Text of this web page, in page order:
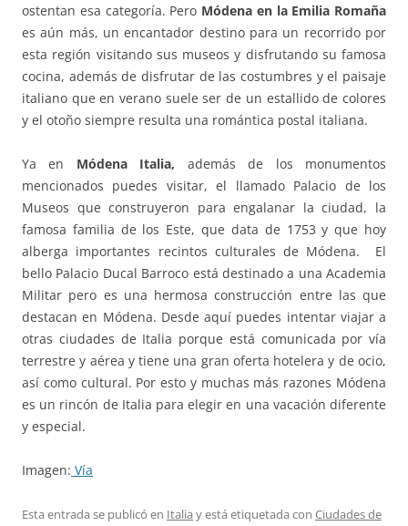
ostentan esa categoría. Pero Módena en la Emilia Romaña
es aún más, un encantador destino para un recorrido por
esta región visitando sus museos y disfrutando su famosa
cocina, además de disfrutar de las costumbres y el paisaje
italiano que en verano suele ser de un estallido de colores
y el otoño siempre resulta una romántica postal italiana.
Ya en Módena Italia, además de los monumentos
mencionados puedes visitar, el llamado Palacio de los
Museos que construyeron para engalanar la ciudad, la
famosa familia de los Este, que data de 1753 y que hoy
alberga importantes recintos culturales de Módena. El
bello Palacio Ducal Barroco está destinado a una Academia
Militar pero es una hermosa construcción entre las que
destacan en Módena. Desde aquí puedes intentar viajar a
otras ciudades de Italia porque está comunicada por vía
terrestre y aérea y tiene una gran oferta hotelera y de ocio,
así como cultural. Por esto y muchas más razones Módena
es un rincón de Italia para elegir en una vacación diferente
y especial.
Imagen: Vía
Esta entrada se publicó en Italia y está etiquetada con Ciudades de